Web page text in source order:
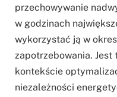
przechowywanie
w godzinach
wykorzystać ją w
zapotrzebowania.
kontekście
niezależności